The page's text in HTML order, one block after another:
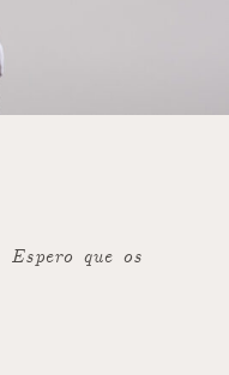
que os